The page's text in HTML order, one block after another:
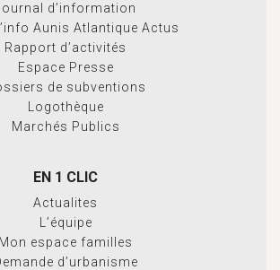
d’information
Aunis Atlantique Actus
Rapport d’activités
Espace Presse
de subventions
Logothèque
Marchés Publics
EN 1 CLIC
Actualites
L’équipe
Mon espace familles
d’urbanisme